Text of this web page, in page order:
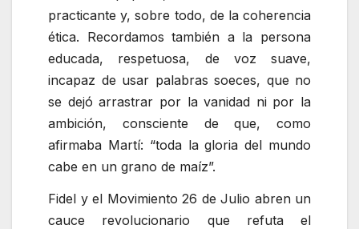
practicante y, sobre todo, de la coherencia
ética. Recordamos también a la persona
educada, respetuosa, de voz suave,
incapaz de usar palabras soeces, que no
se dejó arrastrar por la vanidad ni por la
ambición, consciente de que, como
afirmaba Martí:
toda la gloria del mundo
cabe en un grano de maíz .
Fidel y el Movimiento 26 de Julio abren un
cauce revolucionario que refuta el